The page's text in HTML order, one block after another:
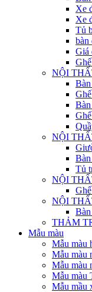
Xe
Xe
Tủ
bàn
Giá
NỘI
NỘI
Bàn
Tủ
NỘI
NỘI
THẢM
Mẫu màu
Mẫu màu
Mẫu màu
Mẫu màu
Mẫu màu
Mẫu mầu